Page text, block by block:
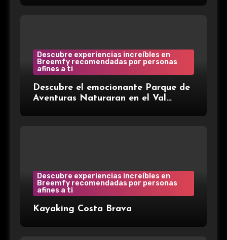
Gema Herrerías, disponible en Gran
Descubre experiencias increíbles en
Breemfy recomendadas por personas
afines a ti
Descubre el emocionante Parque de
Aventuras Naturaran en el Val
Descubre experiencias increíbles en
Breemfy recomendadas por personas
afines a ti
Kayaking Costa Brava